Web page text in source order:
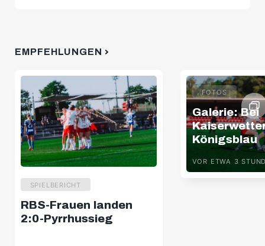
EMPFEHLUNGEN
SPIELBERICHT
RBS-Frauen landen
2:0-Pyrrhussieg
FOTOS
Galerie: Bei
Königsblau
VOR ETWA 3